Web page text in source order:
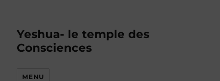
Yeshua- le temple des
Consciences
MENU